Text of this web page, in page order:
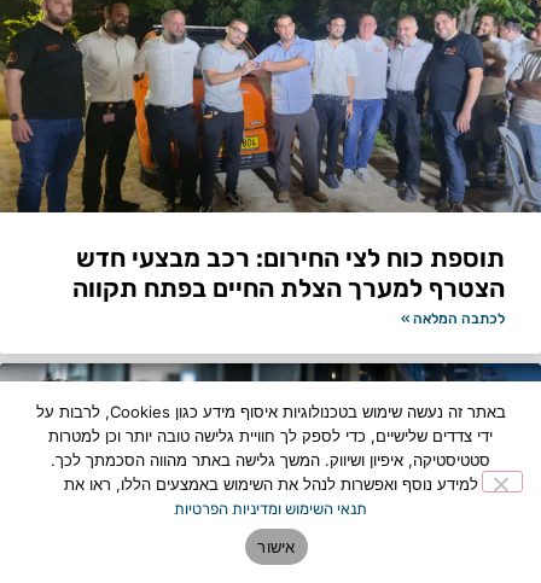
תוספת כוח לצי החירום: רכב מבצעי חדש
הצטרף למערך הצלת החיים בפתח תקווה
לכתבה המלאה »
באתר זה נעשה שימוש בטכנולוגיות איסוף מידע כגון Cookies, לרבות על
ידי צדדים שלישיים, כדי לספק לך חוויית גלישה טובה יותר וכן למטרות
סטטיסטיקה, איפיון ושיווק. המשך גלישה באתר מהווה הסכמתך לכך.
למידע נוסף ואפשרות לנהל את השימוש באמצעים הללו, ראו את
תנאי השימוש ומדיניות הפרטיות
אישור